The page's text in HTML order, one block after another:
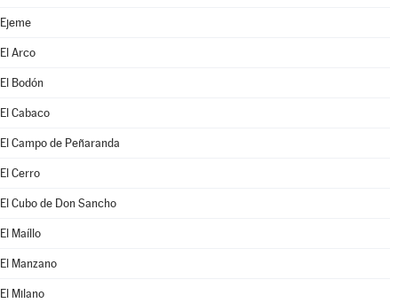
Ejeme
El Arco
El Bodón
El Cabaco
El Campo de Peñaranda
El Cerro
El Cubo de Don Sancho
El Maíllo
El Manzano
El Milano